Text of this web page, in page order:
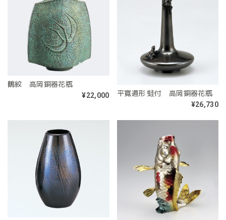
鶴紋 高岡銅器花瓶
¥22,000
平寛通形 蛙付 高岡銅器花瓶
¥26,730